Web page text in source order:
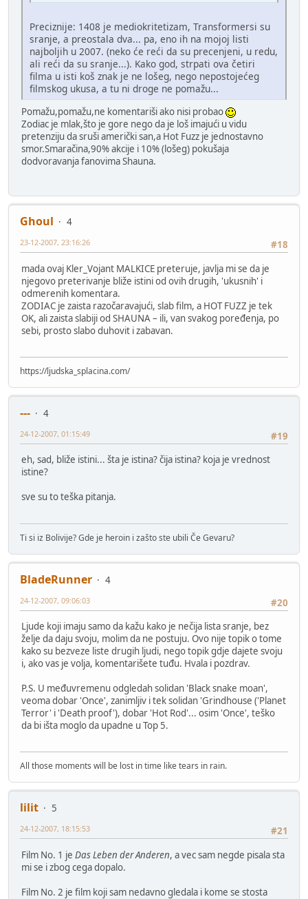
Preciznije: 1408 je mediokritetizam, Transformersi su
sranje, a preostala dva... pa, eno ih na mojoj listi
najboljih u 2007. (neko će reći da su precenjeni, u redu,
ali reći da su sranje...). Kako god, strpati ova četiri
filma u isti koš znak je ne lošeg, nego nepostojećeg
filmskog ukusa, a tu ni droge ne pomažu...
Pomažu,pomažu,ne komentariši ako nisi probao
Zodiac je mlak,što je gore nego da je loš imajući u vidu
pretenziju da sruši američki san,a Hot Fuzz je jednostavno
smor.Smaračina,90% akcije i 10% (lošeg) pokušaja
dodvoravanja fanovima Shauna.
Ghoul
4
#18
23-12-2007, 23:16:26
mada ovaj Kler_Vojant MALKICE preteruje, javlja mi se da je
njegovo preterivanje bliže istini od ovih drugih, 'ukusnih' i
odmerenih komentara.
ZODIAC je zaista razočaravajući, slab film, a HOT FUZZ je tek
OK, ali zaista slabiji od SHAUNA – ili, van svakog poređenja, po
sebi, prosto slabo duhovit i zabavan.
https://ljudska_splacina.com/
---
4
#19
24-12-2007, 01:15:49
eh, sad, bliže istini... šta je istina? čija istina? koja je vrednost
istine?
sve su to teška pitanja.
Ti si iz Bolivije? Gde je heroin i zašto ste ubili Če Gevaru?
BladeRunner
4
#20
24-12-2007, 09:06:03
Ljude koji imaju samo da kažu kako je nečija lista sranje, bez
želje da daju svoju, molim da ne postuju. Ovo nije topik o tome
kako su bezveze liste drugih ljudi, nego topik gdje dajete svoju
i, ako vas je volja, komentarišete tuđu. Hvala i pozdrav.
P.S. U međuvremenu odgledah solidan 'Black snake moan',
veoma dobar 'Once', zanimljiv i tek solidan 'Grindhouse ('Planet
Terror' i 'Death proof'), dobar 'Hot Rod'... osim 'Once', teško
da bi išta moglo da upadne u Top 5.
All those moments will be lost in time like tears in rain.
lilit
5
#21
24-12-2007, 18:15:53
Film No. 1 je Das Leben der Anderen, a vec sam negde pisala sta
mi se i zbog cega dopalo.
Film No. 2 je film koji sam nedavno gledala i kome se stosta